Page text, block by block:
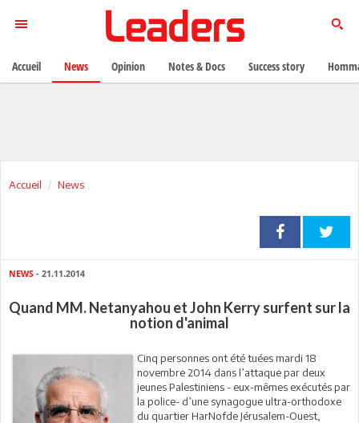
Accueil News
NEWS - 21.11.2014
Quand MM. Netanyahou et John Kerry surfent sur la
notion d'animal
Cinq personnes ont été tuées mardi 18
novembre 2014 dans l’attaque par deux
jeunes Palestiniens - eux-mêmes exécutés par
la police- d’une synagogue ultra-orthodoxe
du quartier HarNofde Jérusalem-Ouest,
Accueil News Opinion Notes & Docs Success story